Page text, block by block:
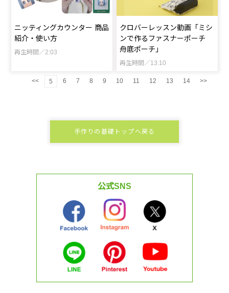
ニッティングカウンター 商品
紹介・使い方
再生時間／2:03
クロバーレッスン動画「ミシ
ンで作るファスナーポーチ
舟底ポーチ」
再生時間／13:10
<< 5 6 7 8 9 10 11 12 13 14 >>
手作りの基礎トップへ戻る
公式SNS